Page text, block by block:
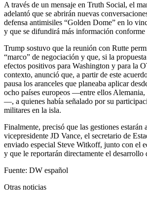
A través de un mensaje en Truth Social, el
adelantó que se abrirán nuevas
defensa antimisiles “Golden Dome” en lo
y que se difundirá más información conforme
Trump sostuvo que la reunión con Rutte
“marco” de negociación y que, si la
efectos positivos para Washington y para la
contexto, anunció que, a partir de este
pausa los aranceles que planeaba aplicar
ocho países europeos —entre ellos
—, a quienes había señalado por su
militares en la isla.
Finalmente, precisó que las gestiones estarán
vicepresidente JD Vance, el secretario de
enviado especial Steve Witkoff, junto con el
y que le reportarán directamente el desarrollo
Fuente: DW español
Otras noticias